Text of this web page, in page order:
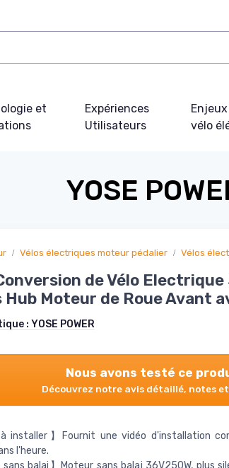
et
Expériences
Utilisateurs
vélo
YOSE
Vélos électriques moteur pédalier Vélos
de Vélo Electrique
Hub Moteur de Roue Avant
: YOSE POWER
Nous avons testé ce
Découvrez notre avis détaillé, notes
à installer】Fournit une vidéo d'installation
l'heure.
sans balai】Moteur sans balai 36V250W, plus